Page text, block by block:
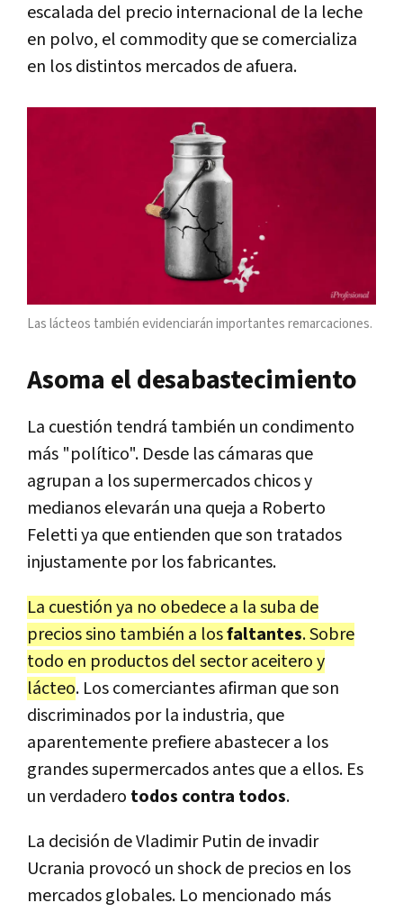
escalada del precio internacional de la leche
en polvo, el commodity que se comercializa
en los distintos mercados de afuera.
Las lácteos también evidenciarán importantes remarcaciones.
Asoma el desabastecimiento
La cuestión tendrá también un condimento
más "político". Desde las cámaras que
agrupan a los supermercados chicos y
medianos elevarán una queja a Roberto
Feletti ya que entienden que son tratados
injustamente por los fabricantes.
La cuestión ya no obedece a la suba de
precios sino también a losfaltantes. Sobre
todo en productos del sector aceitero y
lácteo. Los comerciantes afirman que son
discriminados por la industria, que
aparentemente prefiere abastecer a los
grandes supermercados antes que a ellos. Es
un verdadero todos contra todos.
La decisión de Vladimir Putin de invadir
Ucrania provocó un shock de precios en los
mercados globales. Lo mencionado más